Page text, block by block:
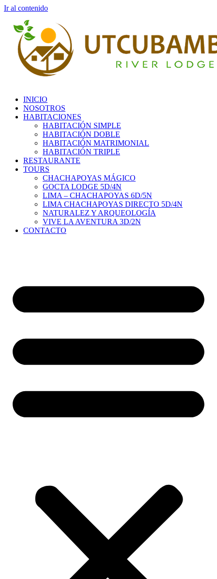
Ir al contenido
INICIO
NOSOTROS
HABITACIONES
HABITACIÓN SIMPLE
HABITACIÓN DOBLE
HABITACIÓN MATRIMONIAL
HABITACIÓN TRIPLE
RESTAURANTE
TOURS
CHACHAPOYAS MÁGICO
GOCTA LODGE 5D/4N
LIMA – CHACHAPOYAS 6D/5N
LIMA CHACHAPOYAS DIRECTO 5D/4N
NATURALEZ Y ARQUEOLOGÍA
VIVE LA AVENTURA 3D/2N
CONTACTO